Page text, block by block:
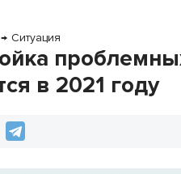
→ Ситуация
в 2021 году